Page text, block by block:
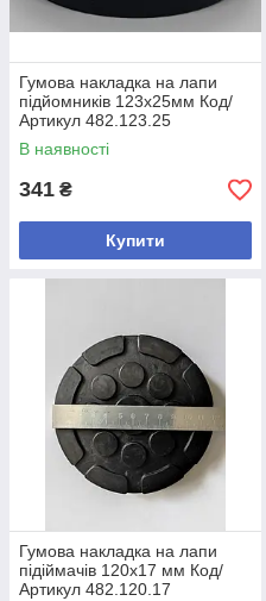
Гумова накладка на лапи
підйомників 123х25мм Код/
Артикул 482.123.25
В наявності
341 ₴
Купити
Гумова накладка на лапи
підіймачів 120х17 мм Код/
Артикул 482.120.17